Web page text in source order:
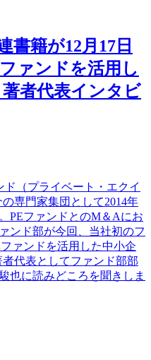
書籍が12月17日
ァンドを活用し
者代表インタビ
（プライベート・エクイ
専門家集団として2014年
PEファンドとのM＆Aにお
ンド部が今回、当社初のフ
ァンドを活用した中小企
代表としてファンド部部
也に読みどころを聞きしま